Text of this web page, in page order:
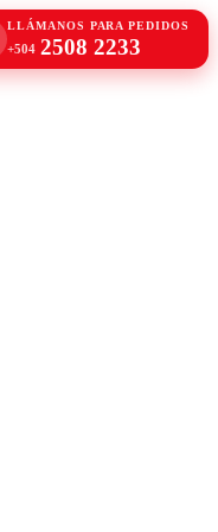
LLÁMANOS PARA PEDIDOS
+504 2508 2233